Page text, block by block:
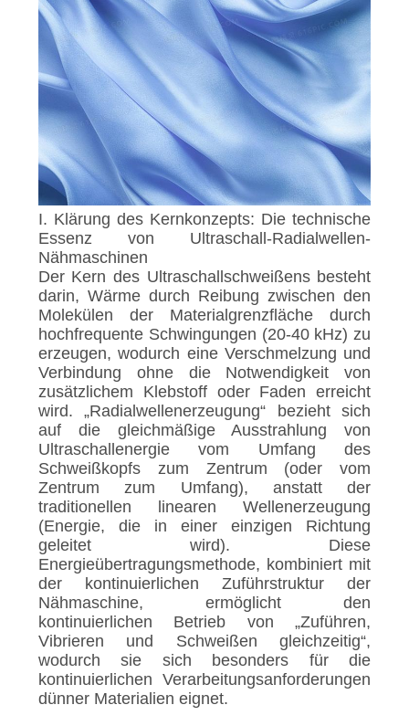
I. Klärung des Kernkonzepts: Die technische
Essenz von Ultraschall-Radialwellen-
Nähmaschinen
Der Kern des Ultraschallschweißens besteht
darin, Wärme durch Reibung zwischen den
Molekülen der Materialgrenzfläche durch
hochfrequente Schwingungen (20-40 kHz) zu
erzeugen, wodurch eine Verschmelzung und
Verbindung ohne die Notwendigkeit von
zusätzlichem Klebstoff oder Faden erreicht
wird. „Radialwellenerzeugung“ bezieht sich
auf die gleichmäßige Ausstrahlung von
Ultraschallenergie vom Umfang des
Schweißkopfs zum Zentrum (oder vom
Zentrum zum Umfang), anstatt der
traditionellen linearen Wellenerzeugung
(Energie, die in einer einzigen Richtung
geleitet wird). Diese
Energieübertragungsmethode, kombiniert mit
der kontinuierlichen Zuführstruktur der
Nähmaschine, ermöglicht den
kontinuierlichen Betrieb von „Zuführen,
Vibrieren und Schweißen gleichzeitig“,
wodurch sie sich besonders für die
kontinuierlichen Verarbeitungsanforderungen
dünner Materialien eignet.